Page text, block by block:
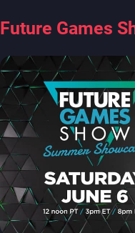
Future Games